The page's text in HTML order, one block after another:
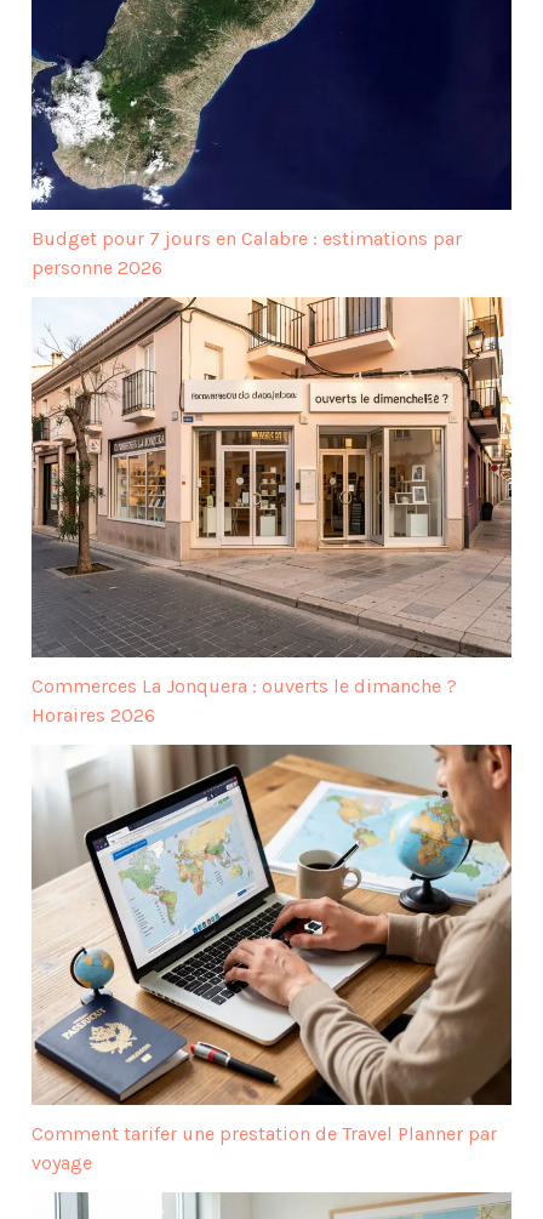
Budget pour 7 jours en Calabre : estimations par
personne 2026
Commerces La Jonquera : ouverts le dimanche ?
Horaires 2026
Comment tarifer une prestation de Travel Planner par
voyage